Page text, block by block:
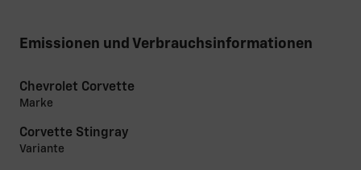
Emissionen und Verbrauchsinformationen
Chevrolet Corvette
Marke
Corvette Stingray
Variante